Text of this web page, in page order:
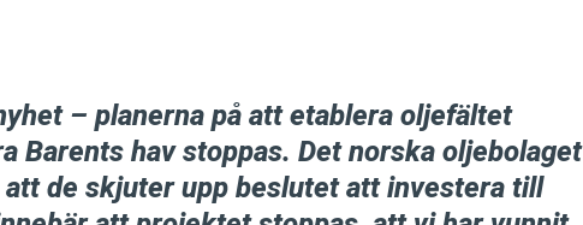
– planerna på att etablera oljefältet
Barents hav stoppas. Det norska oljebolaget
att de skjuter upp beslutet att investera till